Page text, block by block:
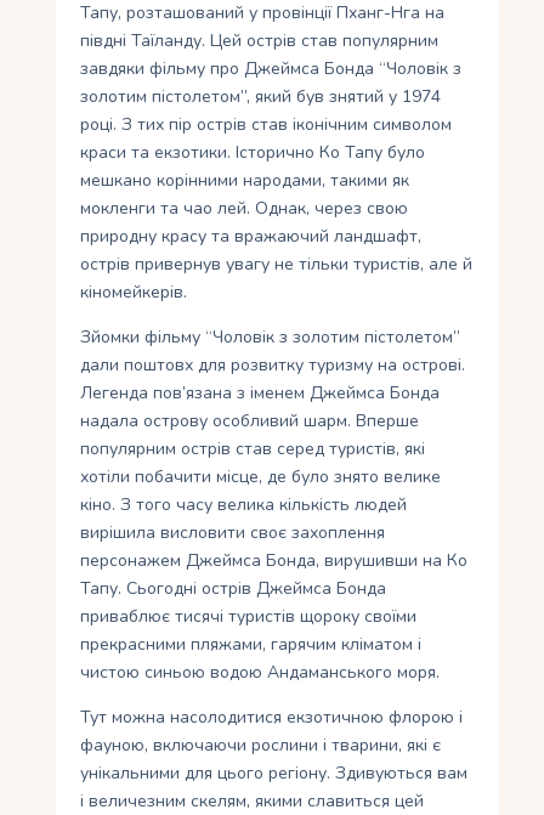
Тапу, розташований у провінції Пханг-Нга на
півдні Таїланду. Цей острів став популярним
завдяки фільму про Джеймса Бонда “Чоловік з
золотим пістолетом”, який був знятий у 1974
році. З тих пір острів став іконічним символом
краси та екзотики. Історично Ко Тапу було
мешкано корінними народами, такими як
мокленги та чао лей. Однак, через свою
природну красу та вражаючий ландшафт,
острів привернув увагу не тільки туристів, але й
кіномейкерів.
Зйомки фільму “Чоловік з золотим пістолетом”
дали поштовх для розвитку туризму на острові.
Легенда пов’язана з іменем Джеймса Бонда
надала острову особливий шарм. Вперше
популярним острів став серед туристів, які
хотіли побачити місце, де було знято велике
кіно. З того часу велика кількість людей
вирішила висловити своє захоплення
персонажем Джеймса Бонда, вирушивши на Ко
Тапу. Сьогодні острів Джеймса Бонда
приваблює тисячі туристів щороку своїми
прекрасними пляжами, гарячим кліматом і
чистою синьою водою Андаманського моря.
Тут можна насолодитися екзотичною флорою і
фауною, включаючи рослини і тварини, які є
унікальними для цього регіону. Здивуються вам
і величезним скелям, якими славиться цей